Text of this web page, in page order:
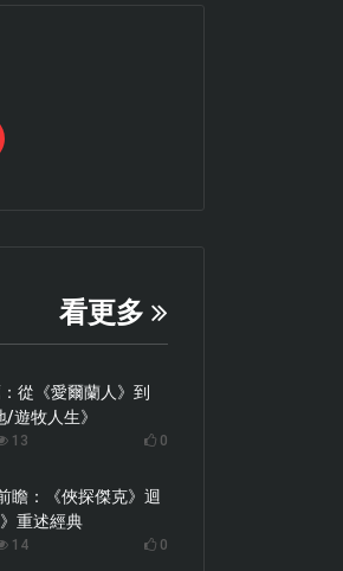
看更多
從《愛爾蘭人》到
/遊牧人生》
13 0
瞻：《俠探傑克》迴
重述經典
14 0